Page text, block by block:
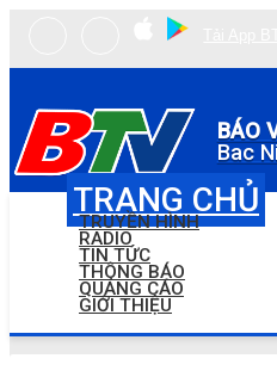
BÁO
Bac
TRANG CHỦ
TRUYỀN HÌNH
RADIO
TIN TỨC
THÔNG BÁO
QUẢNG CÁO
GIỚI THIỆU